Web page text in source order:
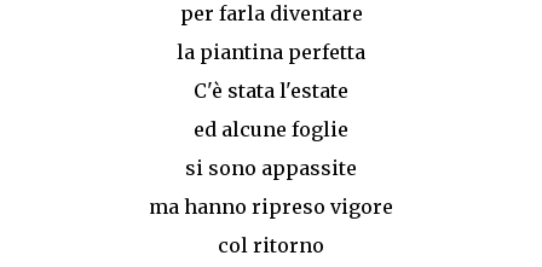
per farla diventare
la piantina perfetta
C'è stata l'estate
ed alcune foglie
si sono appassite
ma hanno ripreso vigore
col ritorno